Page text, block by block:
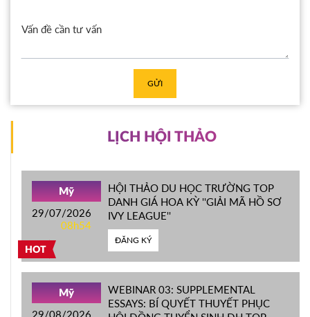
GỬI
LỊCH HỘI THẢO
HOT
Mỹ
29/07/2026
08h54
HỘI THẢO DU HỌC TRƯỜNG TOP
DANH GIÁ HOA KỲ ''GIẢI MÃ HỒ SƠ
IVY LEAGUE''
ĐĂNG KÝ
Mỹ
29/08/2026
WEBINAR 03: SUPPLEMENTAL
ESSAYS: BÍ QUYẾT THUYẾT PHỤC